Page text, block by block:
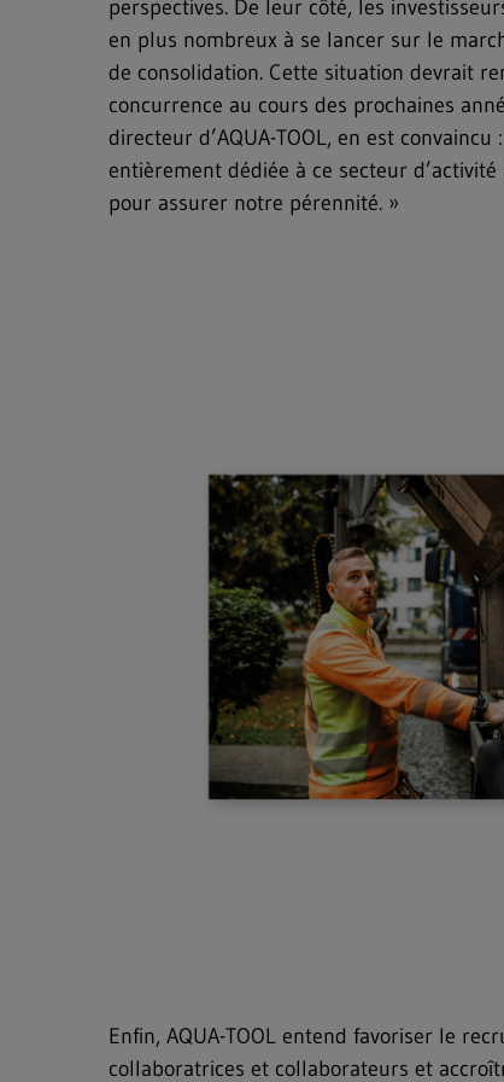
perspectives. De leur côté, les
en plus nombreux à se lancer sur le
de consolidation. Cette situation devrait
concurrence au cours des prochaines
directeur d’AQUA-TOOL, en est convaincu
entièrement dédiée à ce secteur
pour assurer notre pérennité. »
Enfin, AQUA-TOOL entend favoriser le
collaboratrices et collaborateurs et